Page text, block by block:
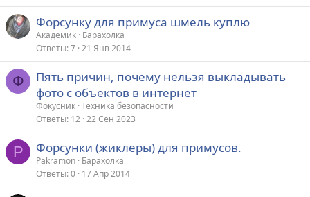
Форсунку для примуса шмель куплю
Академик Барахолка
Ответы 7 21 Янв 2014
Ф
Пять причин, почему нельзя выкладывать
фото с объектов в интернет
Фокусник Техника безопасности
Ответы 12 22 Сен 2023
P Форсунки (жиклеры) для примусов.
Pakramon Барахолка
Ответы 0 17 Апр 2014